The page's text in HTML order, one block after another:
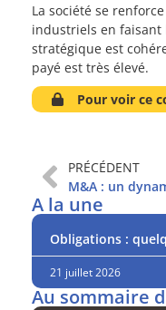
La société se
industriels en faisant
stratégique est
payé est très élevé.
Pour voir ce
PRÉCÉDENT
A la une
Obligations :
21 juillet 2026
Au sommaire